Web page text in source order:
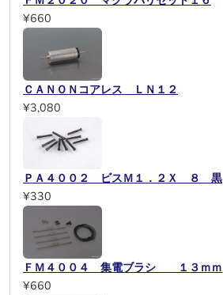
¥660
ＣＡＮＯＮコアレス ＬＮ１２
¥3,080
ＰＡ４００２ ビスＭ１．２Ｘ ８ 黒
¥330
ＦＭ４００４ 集電ブラシ １３ｍｍ
¥660